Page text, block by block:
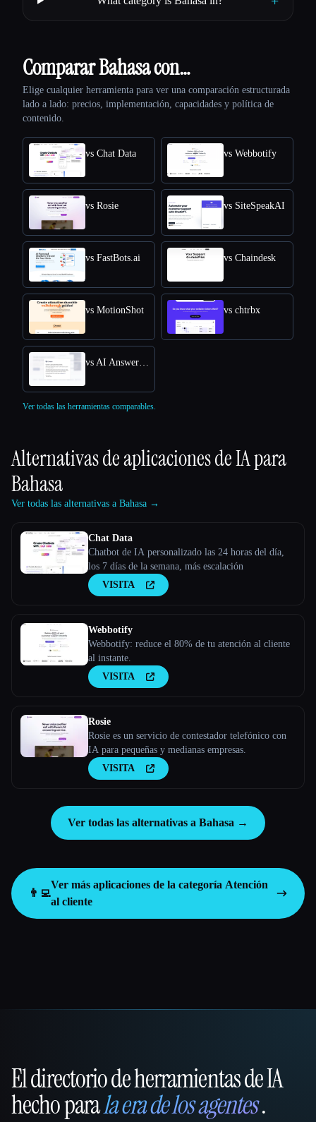
Comparar Bahasa con…
Elige cualquier herramienta para ver una comparación estructurada
lado a lado: precios, implementación, capacidades y política de
contenido.
vs Chat Data vs Webbotify
vs Rosie vs SiteSpeakAI
vs FastBots.ai vs Chaindesk
vs MotionShot vs chtrbx
Ver todas las herramientas comparables.
Alternativas de aplicaciones de IA para
Bahasa
Ver todas las alternativas a Bahasa →
Chat Data
Chatbot de IA personalizado las 24 horas del día,
los 7 días de la semana, más escalación
VISITA
Webbotify
Webbotify: reduce el 80% de tu atención al cliente
al instante.
VISITA
Rosie
Rosie es un servicio de contestador telefónico con
IA para pequeñas y medianas empresas.
VISITA
Ver todas las alternativas a Bahasa →
👨‍💻
Ver más aplicaciones de la categoría Atención
al cliente
That AI Collection
El directorio de herramientas de IA
hecho parala era de los agentes.